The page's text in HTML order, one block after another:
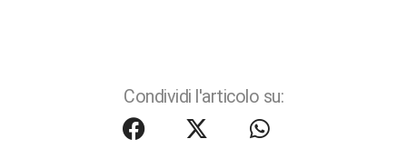
Condividi l'articolo su: